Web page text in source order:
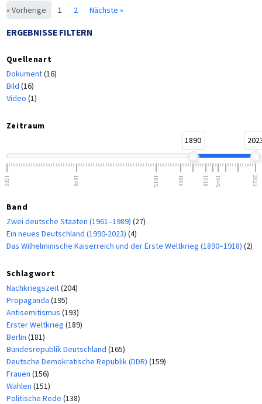
« Vorherige 1 2 Nächste »
ERGEBNISSE FILTERN
Quellenart
Dokument(16)
Bild (16)
Video (1)
Zeitraum
1890
1500 1648 1815 1866 1918 1945 2023
Band
Zwei deutsche Staaten (1961–1989) (27)
Ein neues Deutschland (1990-2023) (4)
Das Wilhelminische Kaiserreich und der Erste Weltkrieg (1890–1918) (2)
Schlagwort
Nachkriegszeit(204)
Propaganda (195)
Antisemitismus (193)
Erster Weltkrieg (189)
Berlin (181)
Bundesrepublik Deutschland (165)
Deutsche Demokratische Republik (DDR) (159)
Frauen (156)
Wahlen (151)
Politische Rede (138)